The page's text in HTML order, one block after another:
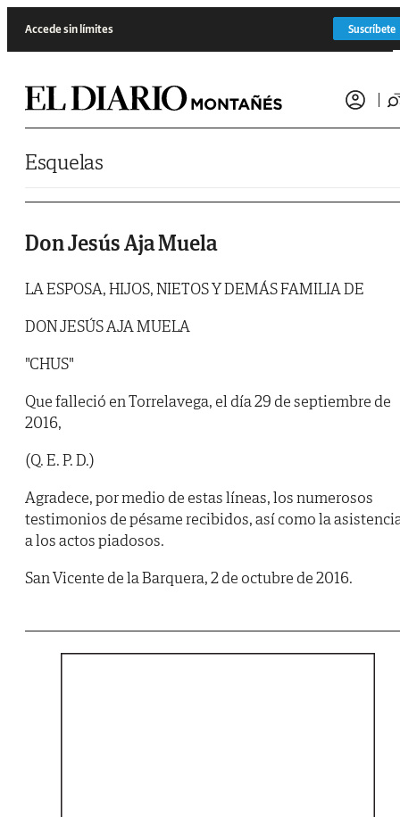
Accede sin límites Suscríbete
Esquelas
Don Jesús Aja Muela
LA ESPOSA, HIJOS, NIETOS Y DEMÁS FAMILIA DE
DON JESÚS AJA MUELA
"CHUS"
Que falleció en Torrelavega, el día 29 de septiembre de
2016,
(Q. E. P. D.)
Agradece, por medio de estas líneas, los numerosos
testimonios de pésame recibidos, así como la
a los actos piadosos.
San Vicente de la Barquera, 2 de octubre de 2016.